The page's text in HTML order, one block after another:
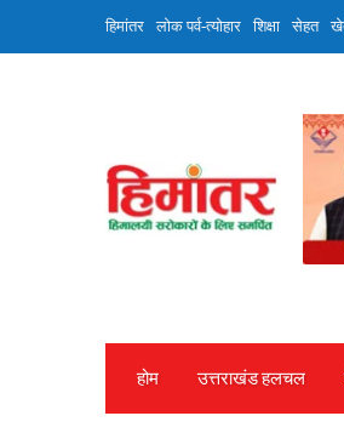
हिमांतर लोक पर्व-त्योहार शिक्षा सेहत
होम उत्तराखंड हलचल